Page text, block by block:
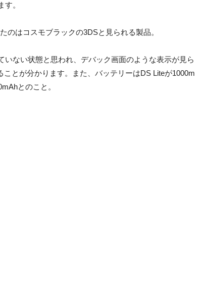
。
のはコスモブラックの3DSと見られる製品。
いない状態と思われ、デバック画面のような表示が見ら
とが分かります。また、バッテリーはDS Liteが1000m
とのこと。